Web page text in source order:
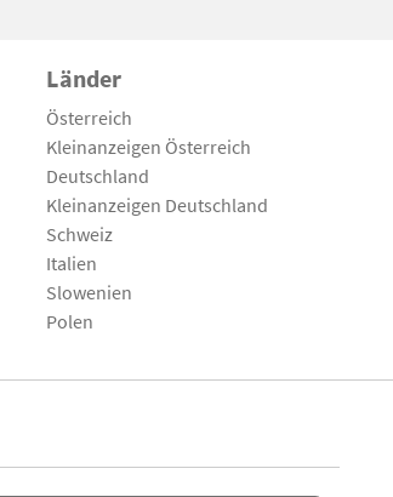
Länder
Österreich
Kleinanzeigen Österreich
Deutschland
Kleinanzeigen Deutschland
Schweiz
Italien
Slowenien
Polen